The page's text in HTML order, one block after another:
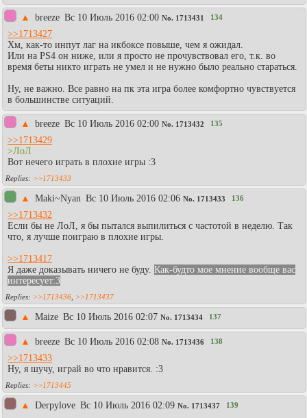
▲ breeze Вc 10 Июль 2016 02:00 No. 1713431 134
>>1713427
Хм, как-то инпут лаг на икбоксе повыше, чем я ожидал.
Или на PS4 он ниже, или я просто не прочувствовал его, т.к. во
время беты никто играть не умел и не нужно было реально стараться.
Ну, не важно. Все равно на пк эта игра более комфортно чувствуется
в большинстве ситуаций.
▲ breeze Вc 10 Июль 2016 02:00 No. 1713432 135
>>1713429
>ЛоЛ
Вот нечего играть в плохие игры :3
>>1713433
▲ Maki~Nyan Вc 10 Июль 2016 02:06 No. 1713433 136
>>1713432
Если бы не ЛоЛ, я бы пытался выпилиться с частотой в неделю. Так
что, я лучше поиграю в плохие игры.
>>1713417
Я даже доказывать ничего не буду. Как-будто мое мнение вообще вас
интересует:3
>>1713436 >>1713437
▲ Maize Вc 10 Июль 2016 02:07 No. 1713434 137
▲ breeze Вc 10 Июль 2016 02:08 No. 1713436 138
>>1713433
Ну, я шучу, играй во что нравится. :3
>>1713445
▲ Derpylove Вc 10 Июль 2016 02:09 No. 1713437 139